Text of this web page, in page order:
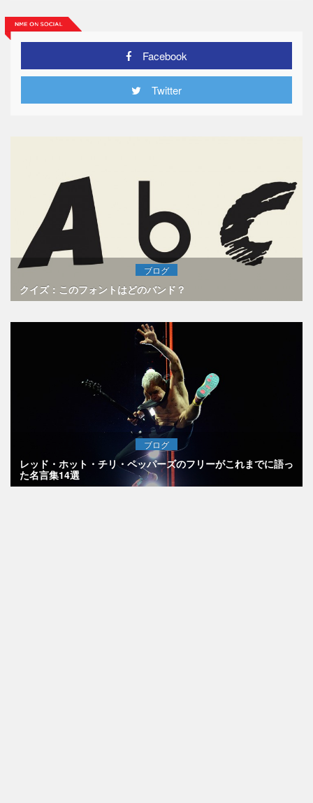
Facebook
Twitter
ブログ
クイズ：このフォントはどのバンド？
ブログ
レッド・ホット・チリ・ペッパーズのフリーがこれまでに語っ
た名言集14選